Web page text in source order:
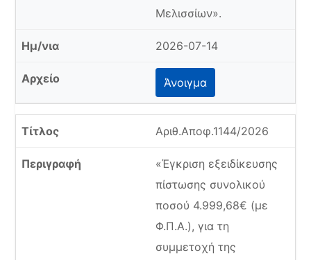
Μελισσίων».
2026-07-14
Άνοιγμα
Αριθ.Αποφ.1144/2026
«Έγκριση εξειδίκευσης
πίστωσης συνολικού
ποσού 4.999,68€ (με
Φ.Π.Α.), για τη
συμμετοχή της